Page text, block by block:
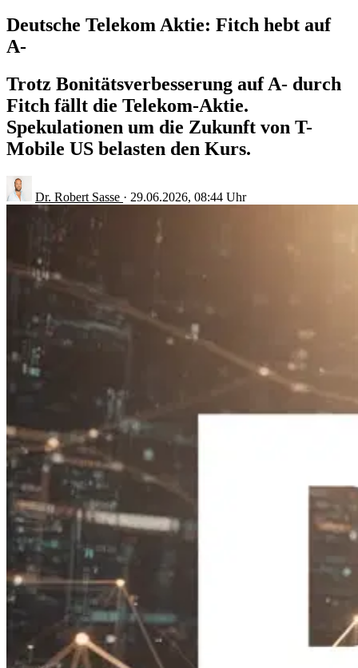
Deutsche Telekom Aktie: Fitch hebt auf
A-
Trotz Bonitätsverbesserung auf A- durch
Fitch fällt die Telekom-Aktie.
Spekulationen um die Zukunft von T-
Mobile US belasten den Kurs.
Dr. Robert Sasse · 29.06.2026, 08:44 Uhr